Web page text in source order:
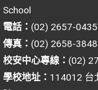
School
電話： (02) 2657-0435
傳真： (02) 2658-3848
校安中心專線： (02)
學校地址： 114012 台